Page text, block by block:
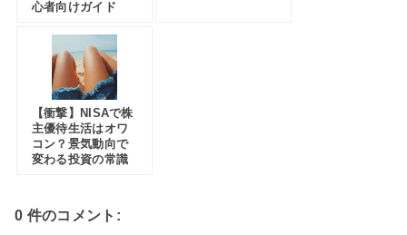
心者向けガイド
【衝撃】NISAで株
主優待生活はオワ
コン？景気動向で
変わる投資の常識
0 件のコメント: